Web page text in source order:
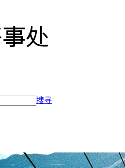
搜寻